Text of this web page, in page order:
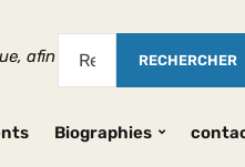
que quiconque croit en lui
Biographies